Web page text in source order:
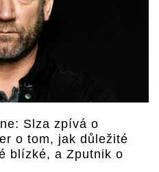
Slza zpívá o
o tom, jak důležité
blízké, a Zputnik o